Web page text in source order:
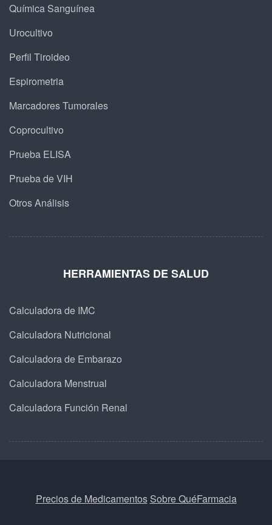
Química Sanguínea
Urocultivo
Perfil Tiroideo
Espirometria
Marcadores Tumorales
Coprocultivo
Prueba ELISA
Prueba de VIH
Otros Análisis
HERRAMIENTAS DE SALUD
Calculadora de IMC
Calculadora Nutricional
Calculadora de Embarazo
Calculadora Menstrual
Calculadora Función Renal
Precios de Medicamentos Sobre QuéFarmacia